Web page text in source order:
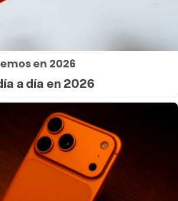
en 2026
a día en 2026